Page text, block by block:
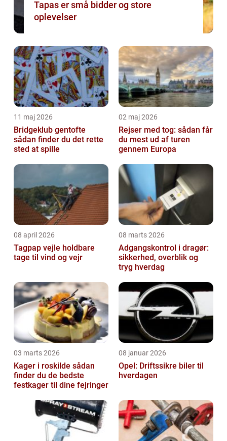
Tapas er små bidder og store
oplevelser
11 maj 2026
Bridgeklub gentofte
sådan finder du det rette
sted at spille
02 maj 2026
Rejser med tog: sådan får
du mest ud af turen
gennem Europa
08 april 2026
Tagpap vejle holdbare
tage til vind og vejr
08 marts 2026
Adgangskontrol i dragør:
sikkerhed, overblik og
tryg hverdag
03 marts 2026
Kager i roskilde sådan
finder du de bedste
festkager til dine fejringer
08 januar 2026
Opel: Driftssikre biler til
hverdagen